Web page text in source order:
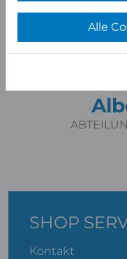
SHOP
Kontakt
Alle